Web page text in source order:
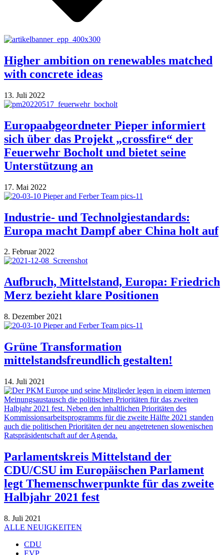
Higher ambition on renewables matched
with concrete ideas
13. Juli 2022
Europaabgeordneter Pieper informiert
sich über das Projekt „crossfire“ der
Feuerwehr Bocholt und bietet seine
Unterstützung an
17. Mai 2022
Industrie- und Technolgiestandards:
Europa macht Dampf aber China holt auf
2. Februar 2022
Aufbruch, Mittelstand, Europa: Friedrich
Merz bezieht klare Positionen
8. Dezember 2021
Grüne Transformation
mittelstandsfreundlich gestalten!
14. Juli 2021
Parlamentskreis Mittelstand der
CDU/CSU im Europäischen Parlament
legt Themenschwerpunkte für das zweite
Halbjahr 2021 fest
8. Juli 2021
ALLE NEUIGKEITEN
CDU
EVP